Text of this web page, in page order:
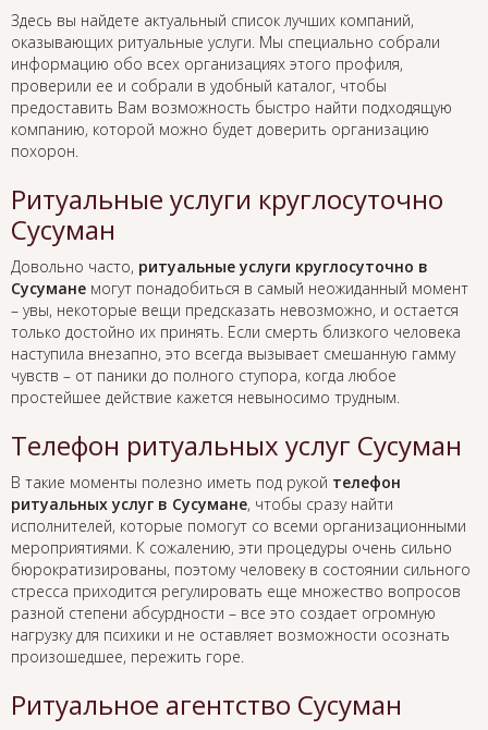
Здесь вы найдете актуальный список лучших компаний,
оказывающих ритуальные услуги. Мы специально собрали
информацию обо всех организациях этого профиля,
проверили ее и собрали в удобный каталог, чтобы
предоставить Вам возможность быстро найти подходящую
компанию, которой можно будет доверить организацию
похорон.
Ритуальные услуги круглосуточно
Сусуман
Довольно часто, ритуальные услуги круглосуточно в
Сусумане могут понадобиться в самый неожиданный момент
– увы, некоторые вещи предсказать невозможно, и остается
только достойно их принять. Если смерть близкого человека
наступила внезапно, это всегда вызывает смешанную гамму
чувств – от паники до полного ступора, когда любое
простейшее действие кажется невыносимо трудным.
Телефон ритуальных услуг Сусуман
В такие моменты полезно иметь под рукой телефон
ритуальных услуг в Сусумане, чтобы сразу найти
исполнителей, которые помогут со всеми организационными
мероприятиями. К сожалению, эти процедуры очень сильно
бюрократизированы, поэтому человеку в состоянии сильного
стресса приходится регулировать еще множество вопросов
разной степени абсурдности – все это создает огромную
нагрузку для психики и не оставляет возможности осознать
произошедшее, пережить горе.
Ритуальное агентство Сусуман